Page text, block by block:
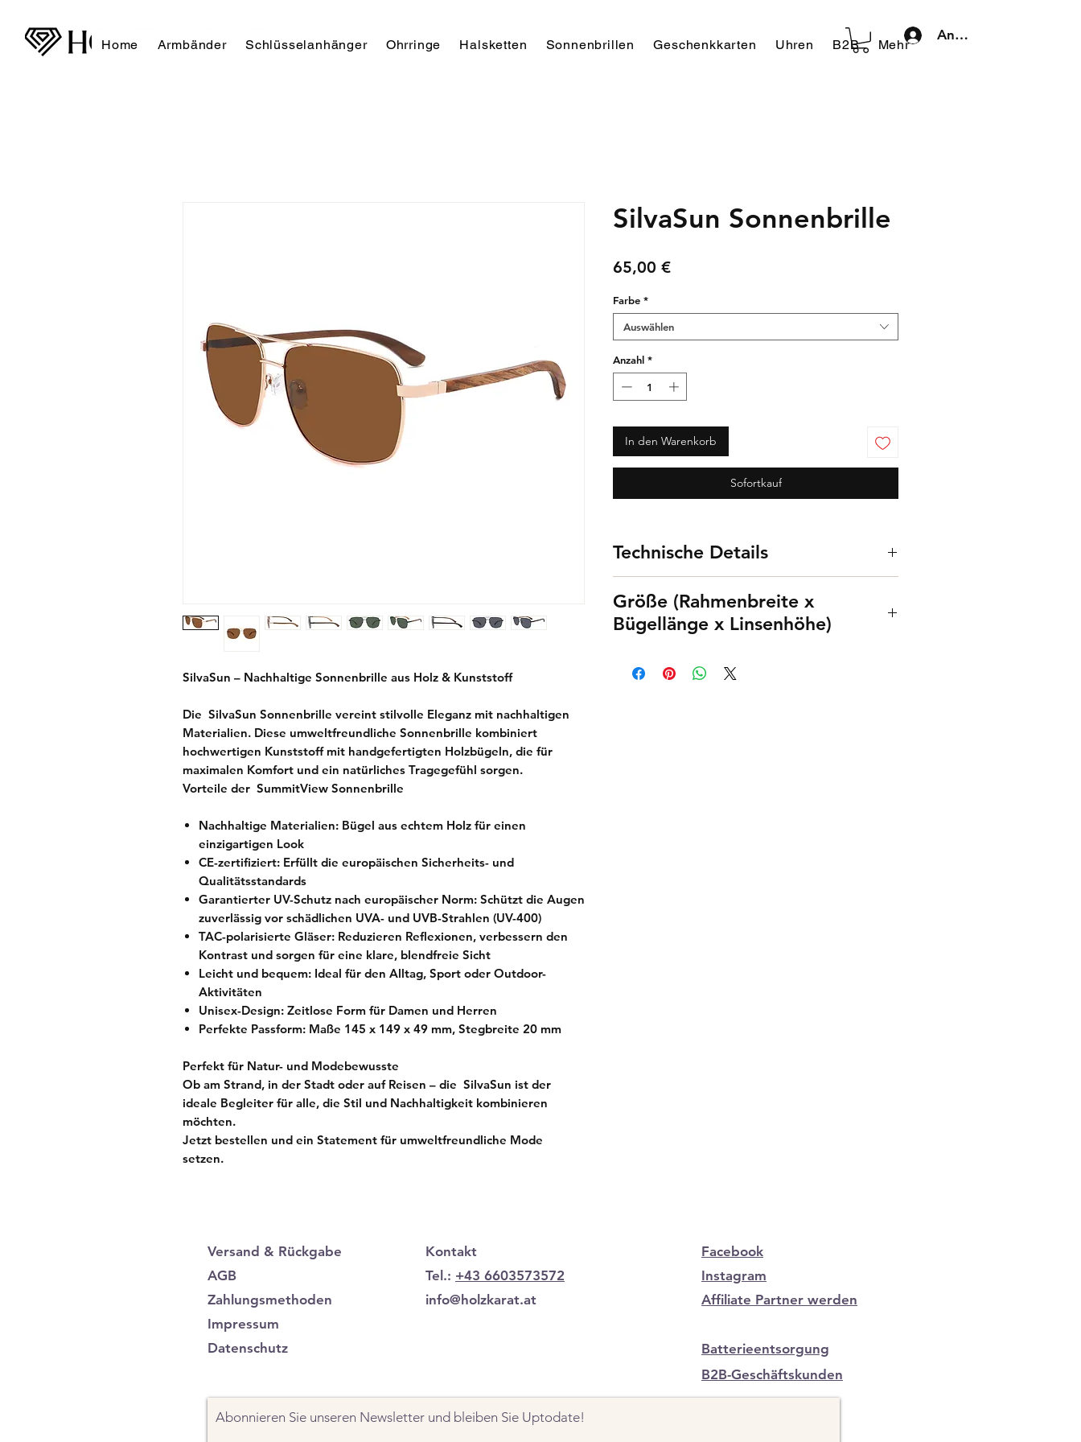
Home Armbänder Schlüsselanhänger Ohrringe Halsketten Sonnenbrillen Geschenkkarten Uhren B2B Mehr
Anmelden
SilvaSun – Nachhaltige Sonnenbrille aus Holz & Kunststoff
Die SilvaSun Sonnenbrille vereint stilvolle Eleganz mit nachhaltigen
Materialien. Diese umweltfreundliche Sonnenbrille kombiniert
hochwertigen Kunststoff mit handgefertigten Holzbügeln, die für
maximalen Komfort und ein natürliches Tragegefühl sorgen.
Vorteile der SummitView Sonnenbrille
Nachhaltige Materialien: Bügel aus echtem Holz für einen
einzigartigen Look
CE-zertifiziert: Erfüllt die europäischen Sicherheits- und
Qualitätsstandards
Garantierter UV-Schutz nach europäischer Norm: Schützt die Augen
zuverlässig vor schädlichen UVA- und UVB-Strahlen (UV-400)
TAC-polarisierte Gläser: Reduzieren Reflexionen, verbessern den
Kontrast und sorgen für eine klare, blendfreie Sicht
Leicht und bequem: Ideal für den Alltag, Sport oder Outdoor-
Aktivitäten
Unisex-Design: Zeitlose Form für Damen und Herren
Perfekte Passform: Maße 145 x 149 x 49 mm, Stegbreite 20 mm
Perfekt für Natur- und Modebewusste
Ob am Strand, in der Stadt oder auf Reisen – die SilvaSun ist der
ideale Begleiter für alle, die Stil und Nachhaltigkeit kombinieren
möchten.
Jetzt bestellen und ein Statement für umweltfreundliche Mode
setzen.
SilvaSun Sonnenbrille
65,00 €Preis
Farbe *
Auswählen
Anzahl *
In den Warenkorb
Sofortkauf
Technische Details
TAC-Gläser
Polarisiert
Edelstahl Rahmen
Größe (Rahmenbreite x
Bügellänge x Linsenhöhe)
Versand & Rückgabe
AGB
Zahlungsmethoden
Impressum
Datenschutz
Kontakt
Tel.: +43 6603573572
info@holzkarat.at
Facebook
Instagram
Affiliate Partner werden
Batterieentsorgung
B2B-Geschäftskunden
Abonnieren Sie unseren Newsletter und bleiben Sie Uptodate!